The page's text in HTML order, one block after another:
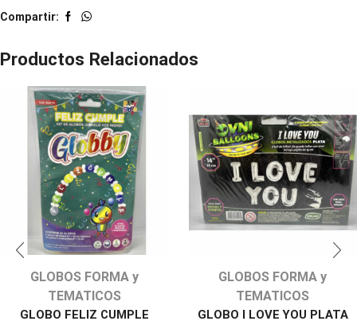
Compartir:
Productos Relacionados
GLOBOS FORMA y
TEMATICOS
GLOBO FELIZ CUMPLE
GLOBOS FORMA y
TEMATICOS
GLOBO I LOVE YOU PLATA